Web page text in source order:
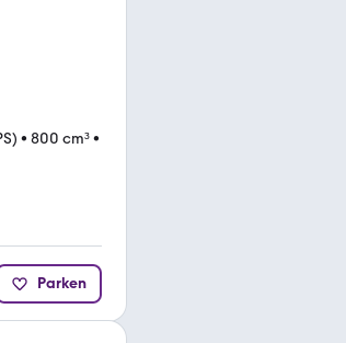
• 800 cm³•
Parken